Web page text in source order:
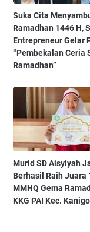
Suka Cita
Ramadhan 1446 H,
Entrepreneur Gelar
“Pembekalan Ceria
Ramadhan”
Murid SD Aisyiyah
Berhasil Raih Juara
MMHQ Gema
KKG PAI Kec.